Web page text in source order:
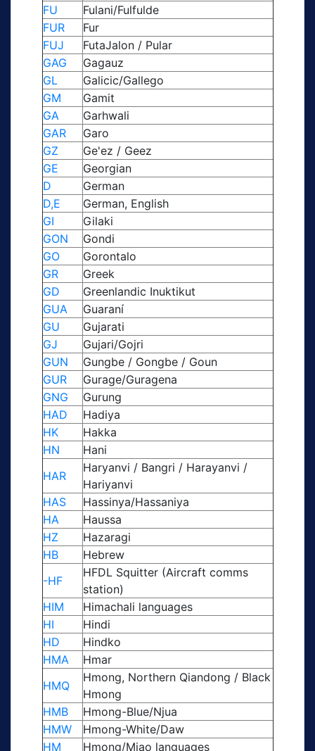
FU
Fulani/Fulfulde
FUR
Fur
FUJ
FutaJalon / Pular
GAG
Gagauz
GL
Galicic/Gallego
GM
Gamit
GA
Garhwali
GAR
Garo
GZ
Ge'ez / Geez
GE
Georgian
D
German
D,E
German, English
GI
Gilaki
GON
Gondi
GO
Gorontalo
GR
Greek
GD
Greenlandic Inuktikut
GUA
Guaraní
GU
Gujarati
GJ
Gujari/Gojri
GUN
Gungbe / Gongbe / Goun
GUR
Gurage/Guragena
GNG
Gurung
HAD
Hadiya
HK
Hakka
HN
Hani
HAR
Haryanvi / Bangri / Harayanvi /
Hariyanvi
HAS
Hassinya/Hassaniya
HA
Haussa
HZ
Hazaragi
HB
Hebrew
-HF
HFDL Squitter (Aircraft comms
station)
HIM
Himachali languages
HI
Hindi
HD
Hindko
HMA
Hmar
HMQ
Hmong, Northern Qiandong / Black
Hmong
HMB
Hmong-Blue/Njua
HMW
Hmong-White/Daw
HM
Hmong/Miao languages